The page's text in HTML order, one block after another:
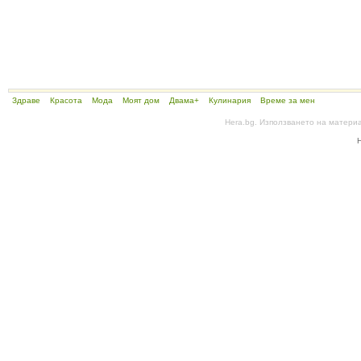
Здраве Красота Мода Моят дом Двама+ Кулинария Време за мен
Hera.bg. Използването на